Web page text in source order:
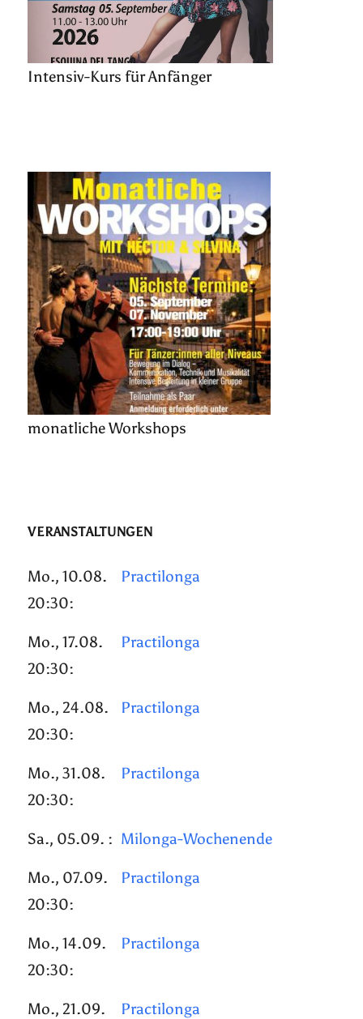
Intensiv-Kurs für Anfänger
monatliche Workshops
VERANSTALTUNGEN
Mo., 10.08.
20:30:
Practilonga
Mo., 17.08.
20:30:
Practilonga
Mo., 24.08.
20:30:
Practilonga
Mo., 31.08.
20:30:
Practilonga
Sa., 05.09. : Milonga-Wochenende
Mo., 07.09.
20:30:
Practilonga
Mo., 14.09.
20:30:
Practilonga
Mo., 21.09.
Practilonga